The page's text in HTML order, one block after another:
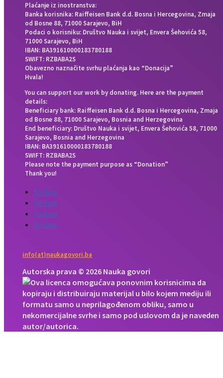
Plaćanje iz inostranstva:
Banka korisnika: Raiffeisen Bank d.d. Bosna i Hercegovina, Zmaja
od Bosne 88, 71000 Sarajevo, BiH
Podaci o korisniku: Društvo Nauka i svijet, Envera Šehovića 58,
71000 Sarajevo, BiH
IBAN: BA391610000183780188
SWIFT: RZBABA2S
Obavezno naznačite svrhu plaćanja kao “Donacija”
Hvala!
You can support our work by donating. Here are the payment
details:
Beneficiary bank: Raiffeisen Bank d.d. Bosna i Hercegovina, Zmaja
od Bosne 88, 71000 Sarajevo, Bosnia and Herzegovina
End beneficiary: Društvo Nauka i svijet, Envera Šehovića 58, 71000
Sarajevo, Bosnia and Herzegovina
IBAN: BA391610000183780188
SWIFT: RZBABA2S
Please note the payment purpose as “Donation”
Thank you!
Follow
Follow
Follow
Follow
info(at)naukagovori.ba
Autorska prava © 2026 Nauka govori